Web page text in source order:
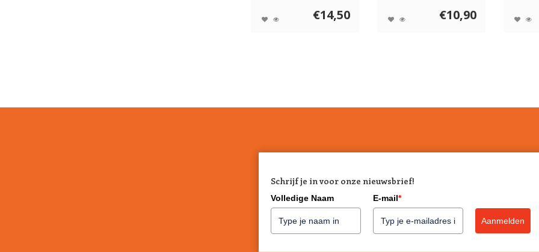
€14,50 €10,90
Schrijf je in voor onze nieuwsbrief!
Volledige Naam E-mail*
Aanmelden